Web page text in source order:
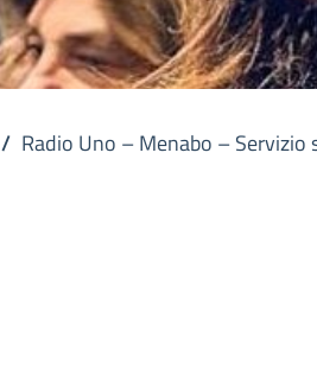
/ Radio Uno – Menabo – Servizio